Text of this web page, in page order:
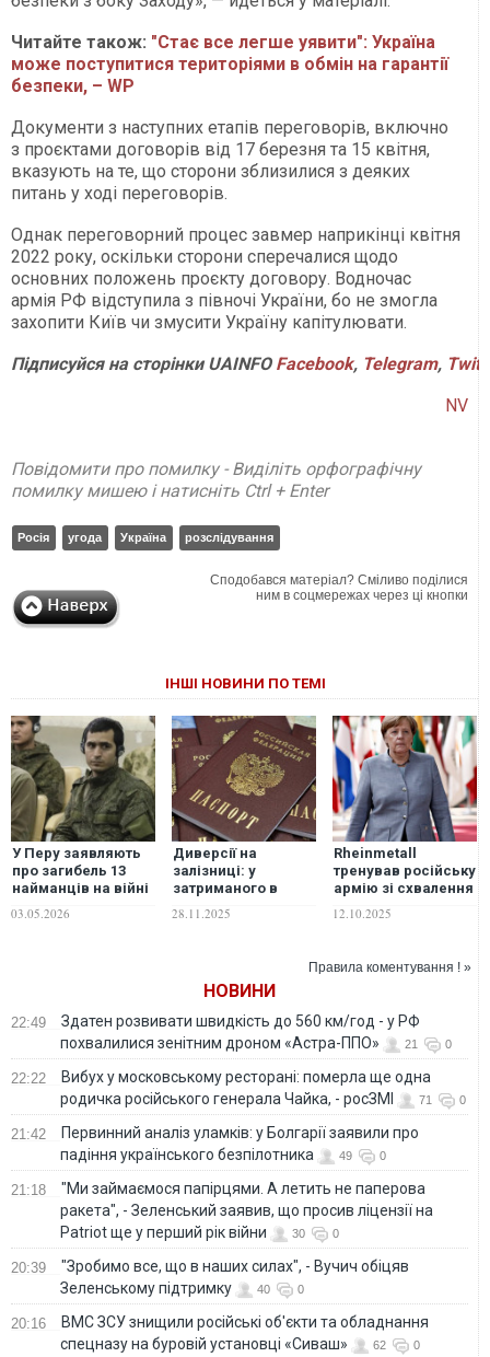
Читайте також: "Стає все легше уявити": Україна
може поступитися територіями в обмін на гарантії
безпеки, – WP
Документи з наступних етапів переговорів, включно
з проєктами договорів від 17 березня та 15 квітня,
вказують на те, що сторони зблизилися з деяких
питань у ході переговорів.
Однак переговорний процес завмер наприкінці квітня
2022 року, оскільки сторони сперечалися щодо
основних положень проєкту договору. Водночас
армія РФ відступила з півночі України, бо не змогла
захопити Київ чи змусити Україну капітулювати.
ПідписуйсянасторінкиUAINFO Facebook, Telegram,
NV
Повідомити про помилку - Виділіть орфографічну
помилку мишею і натисніть Ctrl + Enter
Росія угода Україна розслідування
Сподобався матеріал? Сміливо поділися
ним в соцмережах через ці кнопки
ІНШІ НОВИНИ ПО ТЕМІ
У Перу заявляють
про загибель 13
найманців на війні
вимагають від
03.05.2026
Диверсії на
залізниці: у
затриманого в
виявили 46
28.11.2025
Rheinmetall
тренував російську
армію зі схвалення
розслідування
12.10.2025
Правила коментування ! »
НОВИНИ
22:49
Здатен розвивати швидкість до 560 км/год - у РФ
похвалилися зенітним дроном «Астра-ППО»
21 0
22:22
Вибух у московському ресторані: померла ще одна
родичка російського генерала Чайка, - росЗМІ
71 0
21:42
Первинний аналіз уламків: у Болгарії заявили про
падіння українського безпілотника
49 0
21:18
"Ми займаємося папірцями. А летить не паперова
ракета", - Зеленський заявив, що просив ліцензії на
Patriot ще у перший рік війни
30 0
20:39
"Зробимо все, що в наших силах", - Вучич обіцяв
Зеленському підтримку
40 0
20:16
ВМС ЗСУ знищили російські об'єкти та обладнання
спецназу на буровій установці «Сиваш»
62 0